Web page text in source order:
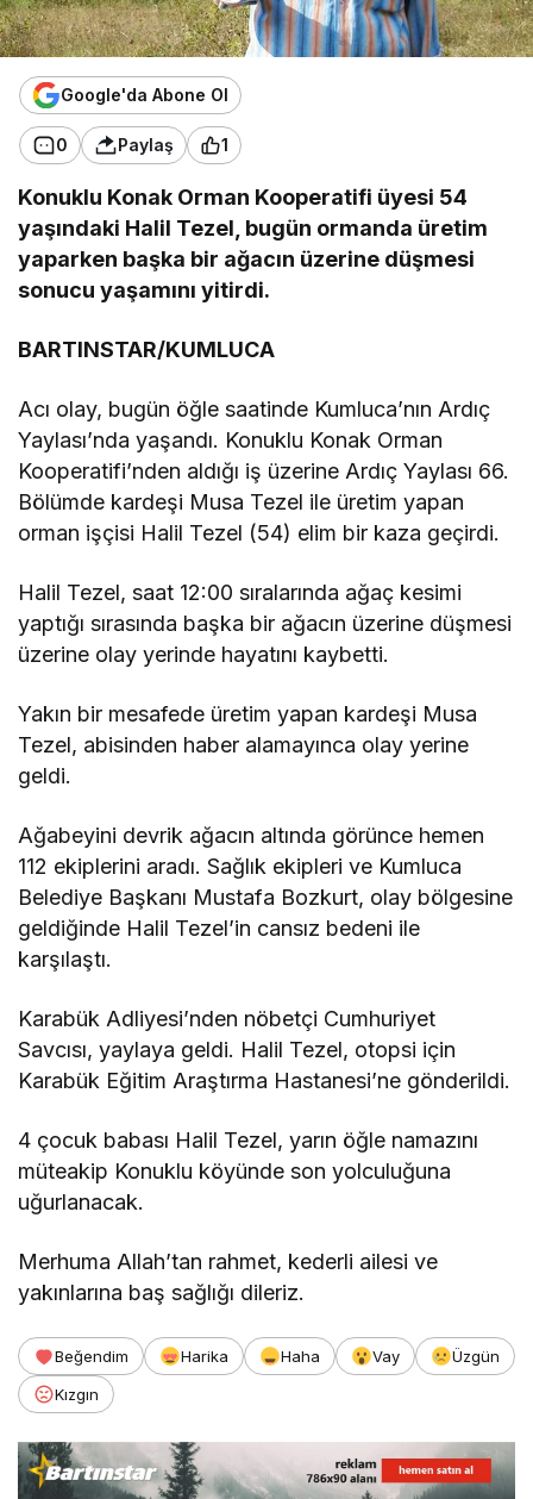
Google'da Abone Ol
0 Paylaş 1
Konuklu Konak Orman Kooperatifi üyesi 54
yaşındaki Halil Tezel, bugün ormanda üretim
yaparken başka bir ağacın üzerine düşmesi
sonucu yaşamını yitirdi.
BARTINSTAR/KUMLUCA
Acı olay, bugün öğle saatinde Kumluca’nın Ardıç
Yaylası’nda yaşandı. Konuklu Konak Orman
Kooperatifi’nden aldığı iş üzerine Ardıç Yaylası 66.
Bölümde kardeşi Musa Tezel ile üretim yapan
orman işçisi Halil Tezel (54) elim bir kaza geçirdi.
Halil Tezel, saat 12:00 sıralarında ağaç kesimi
yaptığı sırasında başka bir ağacın üzerine düşmesi
üzerine olay yerinde hayatını kaybetti.
Yakın bir mesafede üretim yapan kardeşi Musa
Tezel, abisinden haber alamayınca olay yerine
geldi.
Ağabeyini devrik ağacın altında görünce hemen
112 ekiplerini aradı. Sağlık ekipleri ve Kumluca
Belediye Başkanı Mustafa Bozkurt, olay bölgesine
geldiğinde Halil Tezel’in cansız bedeni ile
karşılaştı.
Karabük Adliyesi’nden nöbetçi Cumhuriyet
Savcısı, yaylaya geldi. Halil Tezel, otopsi için
Karabük Eğitim Araştırma Hastanesi’ne gönderildi.
4 çocuk babası Halil Tezel, yarın öğle namazını
müteakip Konuklu köyünde son yolculuğuna
uğurlanacak.
Merhuma Allah’tan rahmet, kederli ailesi ve
yakınlarına baş sağlığı dileriz.
Beğendim Harika Haha Vay
Üzgün
Kızgın